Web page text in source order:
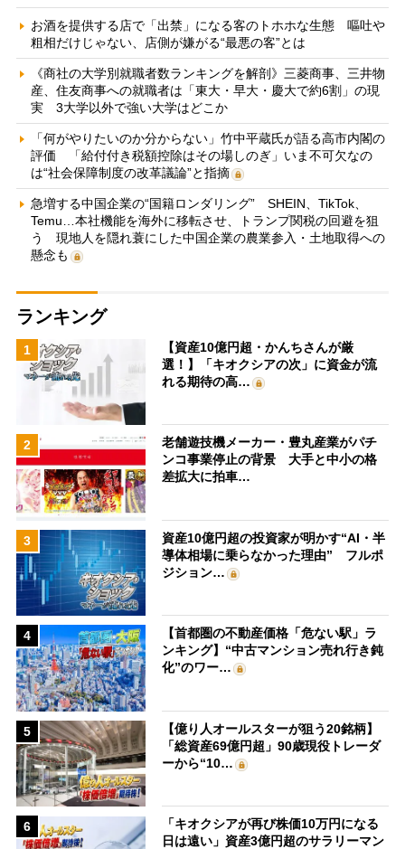
お酒を提供する店で「出禁」になる客のトホホな生態 嘔吐や
粗相だけじゃない、店側が嫌がる“最悪の客”とは
《商社の大学別就職者数ランキングを解剖》三菱商事、三井物
産、住友商事への就職者は「東大・早大・慶大で約6割」の現
実 3大学以外で強い大学はどこか
「何がやりたいのか分からない」竹中平蔵氏が語る高市内閣の
評価 「給付付き税額控除はその場しのぎ」いま不可欠なの
は“社会保障制度の改革議論”と指摘
急増する中国企業の“国籍ロンダリング” SHEIN、TikTok、
Temu…本社機能を海外に移転させ、トランプ関税の回避を狙
う 現地人を隠れ蓑にした中国企業の農業参入・土地取得への
懸念も
ランキング
1
【資産10億円超・かんちさんが厳
選！】「キオクシアの次」に資金が流
れる期待の高…
2
老舗遊技機メーカー・豊丸産業がパチ
ンコ事業停止の背景 大手と中小の格
差拡大に拍車…
3
資産10億円超の投資家が明かす“AI・半
導体相場に乗らなかった理由” フルポ
ジション…
4
【首都圏の不動産価格「危ない駅」ラ
ンキング】“中古マンション売れ行き鈍
化”のワー…
5
【億り人オールスターが狙う20銘柄】
「総資産69億円超」90歳現役トレーダ
ーから“10…
6
「キオクシアが再び株価10万円になる
日は遠い」資産3億円超のサラリーマン